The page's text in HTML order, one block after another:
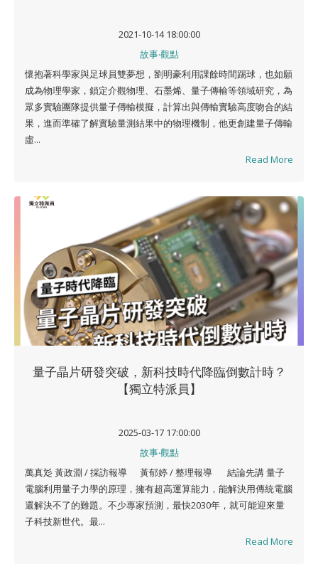
2021-10-14 18:00:00
故事‧觀點
懷抱著科學家與足球員雙夢想，劉明豪利用課餘時間踢球，也如願
成為物理學家，鎖定介觀物理、石墨烯、量子傳輸等領域研究，為
眾多實驗團隊提供量子傳輸模擬，計算出與傳輸實驗高度吻合的結
果，進而準確了解實驗量測結果中的物理機制，他更創建量子傳輸
虛...
Read More
量子晶片研發突破，新科技時代降臨倒數計時？
【獨立特派員】
2025-03-17 17:00:00
故事‧觀點
萬真彣 黃政淵 / 採訪報導 黃郁婷 / 整理報導 結論先講 量子
電腦利用量子力學的原理，擁有超高運算能力，能解決用傳統電腦
還解決不了的難題。不少專家預測，最快2030年，就可能迎來量
子科技新世代。最...
Read More